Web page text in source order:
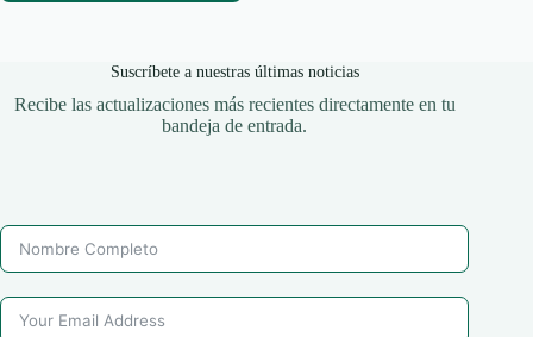
Suscríbete a nuestras últimas noticias
Recibe las actualizaciones más recientes directamente en tu
bandeja de entrada.